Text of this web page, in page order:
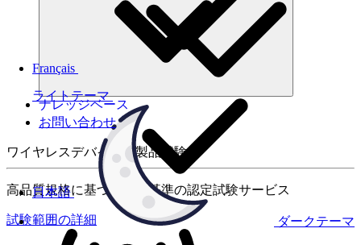
ライトテーマ
ダークテーマ
Français
日本語
ナレッジベース
お問い合わせ
ワイヤレスデバイスの製品試験
高品質規格に基づく国際基準の認定試験サービス
試験範囲の詳細